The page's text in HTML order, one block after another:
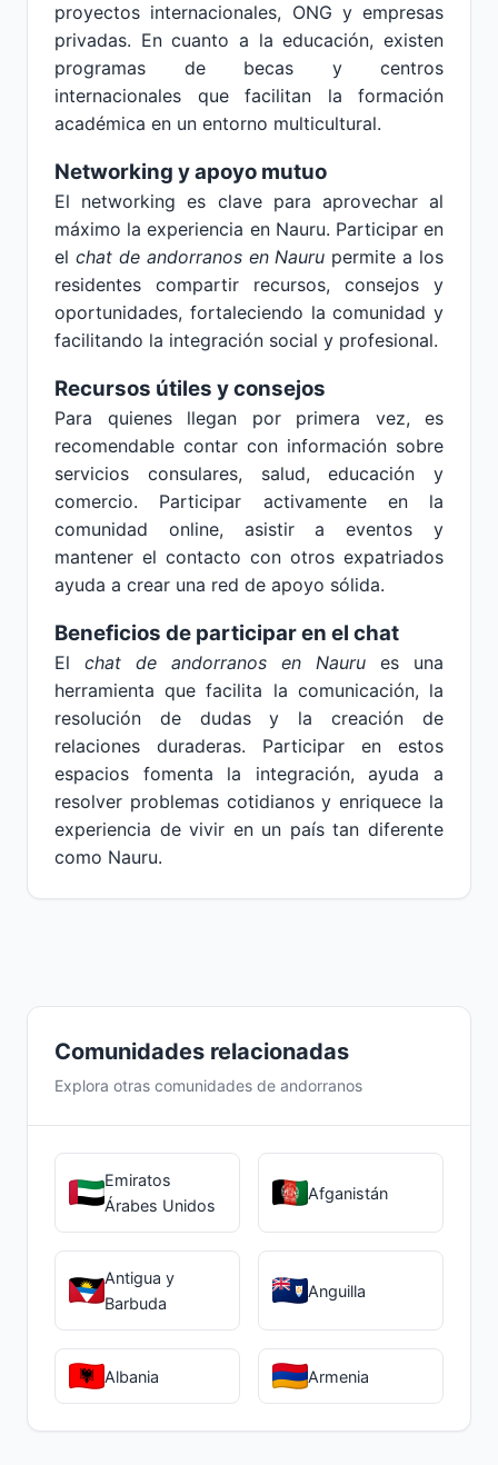
proyectos internacionales, ONG y empresas
privadas. En cuanto a la educación, existen
programas de becas y centros
internacionales que facilitan la formación
académica en un entorno multicultural.
Networking y apoyo mutuo
El networking es clave para aprovechar al
máximo la experiencia en Nauru. Participar en
el chat de andorranos en Nauru permite a los
residentes compartir recursos, consejos y
oportunidades, fortaleciendo la comunidad y
facilitando la integración social y profesional.
Recursos útiles y consejos
Para quienes llegan por primera vez, es
recomendable contar con información sobre
servicios consulares, salud, educación y
comercio. Participar activamente en la
comunidad online, asistir a eventos y
mantener el contacto con otros expatriados
ayuda a crear una red de apoyo sólida.
Beneficios de participar en el chat
El chat de andorranos en Nauru es una
herramienta que facilita la comunicación, la
resolución de dudas y la creación de
relaciones duraderas. Participar en estos
espacios fomenta la integración, ayuda a
resolver problemas cotidianos y enriquece la
experiencia de vivir en un país tan diferente
como Nauru.
Comunidades relacionadas
Explora otras comunidades de andorranos
Emiratos
Árabes Unidos
Afganistán
Antigua y
Barbuda
Anguilla
Albania Armenia